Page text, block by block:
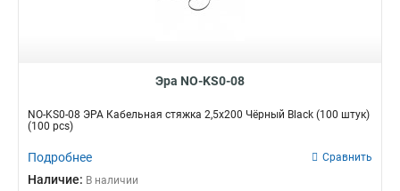
Эра NO-KS0-08
NO-KS0-08 ЭРА Кабельная стяжка 2,5х200 Чёрный Black (100 штук)
(100 pcs)
Подробнее Сравнить
Наличие: В наличии